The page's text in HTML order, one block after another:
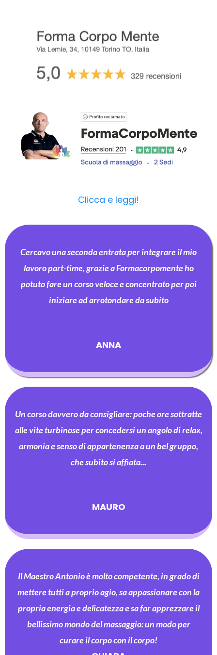
Clicca e leggi!
Cercavo una seconda entrata per integrare il mio
lavoro part-time, grazie a Formacorpomente ho
potuto fare un corso veloce e concentrato per poi
iniziare ad arrotondare da subito
ANNA
Un corso davvero da consigliare: poche ore sottratte
alle vite turbinose per concedersi un angolo di relax,
armonia e senso di appartenenza a un bel gruppo,
che subito si affiata...
MAURO
Il Maestro Antonio è molto competente, in grado di
mettere tutti a proprio agio, sa appassionare con la
propria energia e delicatezza e sa far apprezzare il
bellissimo mondo del massaggio: un modo per
curare il corpo con il corpo!